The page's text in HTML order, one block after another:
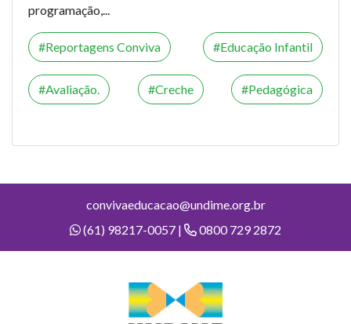
programação,...
Reportagens Conviva Educação Infantil
Avaliação. Creche Pedagógica
convivaeducacao@undime.org.br
(61) 98217-0057 |
0800 729 2872